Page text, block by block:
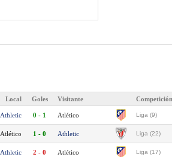
Local Goles Visitante Competición
Athletic 0 - 1 Atlético Liga (9)
Atlético 1 - 0 Athletic Liga (22)
Athletic 2 - 0 Atlético Liga (17)